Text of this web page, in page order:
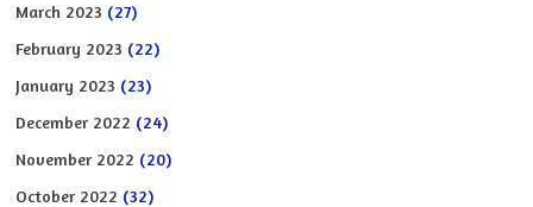
March 2023 (27)
February 2023 (22)
January 2023 (23)
December 2022 (24)
November 2022 (20)
October 2022 (32)